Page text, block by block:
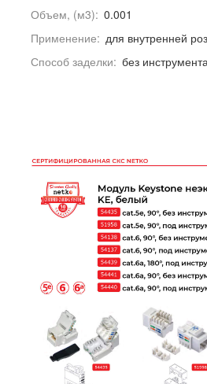
Объем, (м3): 0.001
Применение: для внутренней
Способ заделки: без